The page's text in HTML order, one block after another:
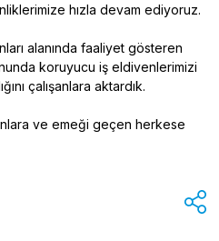
hızla devam ediyoruz.
alanında faaliyet gösteren
koruyucu iş eldivenlerimizi
çalışanlara aktardık.
ve emeği geçen herkese